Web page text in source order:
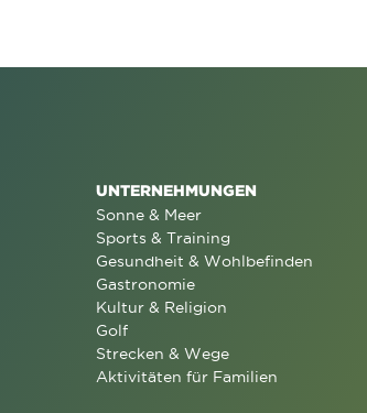
UNTERNEHMUNGEN
Sonne & Meer
Sports & Training
Gesundheit & Wohlbefinden
Gastronomie
Kultur & Religion
Golf
Strecken & Wege
Aktivitäten für Familien